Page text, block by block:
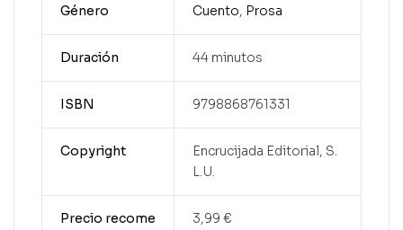
Género Cuento, Prosa
Duración 44 minutos
ISBN 9798868761331
Copyright
Encrucijada Editorial, S.
L.U.
Precio recome
3,99 €